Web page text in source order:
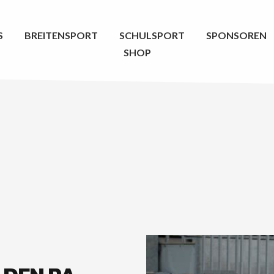
BREITENSPORT SCHULSPORT
SPONSOREN
SHOP